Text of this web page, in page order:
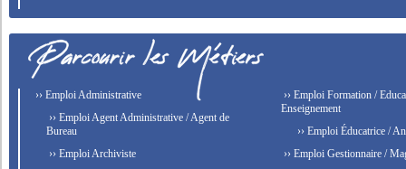
›› Emploi Administrative
›› Emploi Agent Administrative / Agent de
Bureau
›› Emploi Archiviste
›› Emploi Formation /
Enseignement
›› Emploi Éducatrice /
›› Emploi Gestionnaire /